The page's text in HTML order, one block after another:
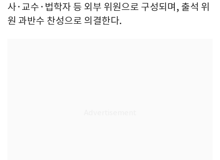
사·교수·법학자 등 외부 위원으로 구성되며, 출석 위
원 과반수 찬성으로 의결한다.